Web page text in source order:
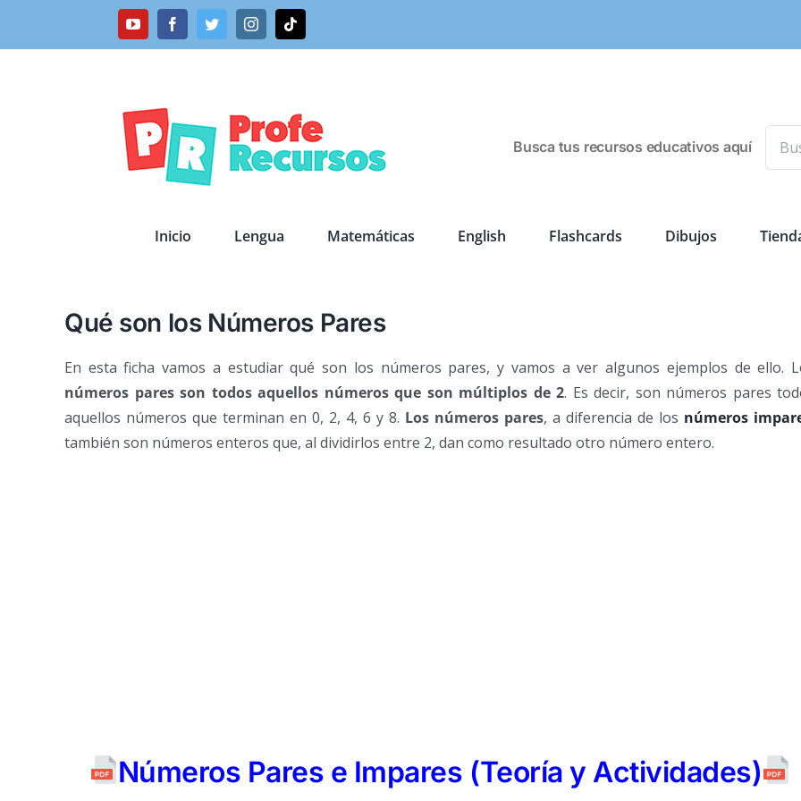
YouTubeFacebookTwitterInstagramTiktok
Busca tus recursos educativos aquí
Inicio Lengua Matemáticas English Flashcards Dibujos
Qué son los Números Pares
En esta ficha vamos a estudiar qué son los números pares, y vamos a ver algunos ejemplos de ello.
números pares son todos aquellos números que son múltiplos de 2. Es decir, son números pares
aquellos números que terminan en 0, 2, 4, 6 y 8. Los números pares, a diferencia de los números
también son números enteros que, al dividirlos entre 2, dan como resultado otro número entero.
Números Pares e Impares (Teoría y Actividades)